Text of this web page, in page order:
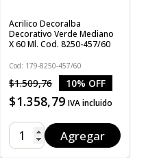
Acrilico Decoralba
Decorativo Verde Mediano
X 60 Ml. Cod. 8250-457/60
Cod: 179-8250-457/60
$1.509,76 10% OFF
$1.358,79 IVA incluido
Agregar